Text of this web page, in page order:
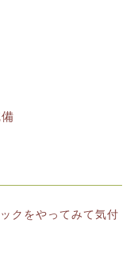
クをやってみて気付